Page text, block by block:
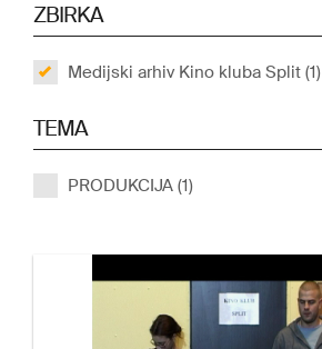
ZBIRKA
Medijski arhiv Kino kluba Split (1)
TEMA
PRODUKCIJA (1)